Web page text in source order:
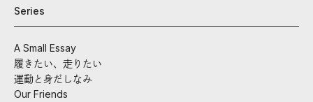
Series
A Small Essay
履きたい、走りたい
運動と身だしなみ
Our Friends